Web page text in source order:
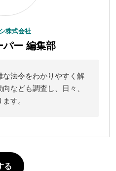
株式会社
パー 編集部
法令をわかりやすく解
なども調査し、日々、
す。
る